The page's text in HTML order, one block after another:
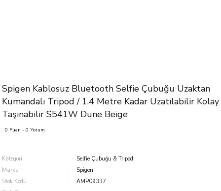
Spigen Kablosuz Bluetooth Selfie Çubuğu Uzaktan
Kumandalı Tripod / 1.4 Metre Kadar Uzatılabilir Kolay
Taşınabilir S541W Dune Beige
0 Puan - 0 Yorum
Kategori
Selfie Çubuğu & Tripod
Marka
Spigen
Stok Kodu
AMP09337